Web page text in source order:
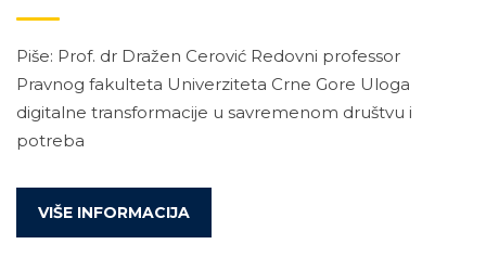
Piše: Prof. dr Dražen Cerović Redovni professor
Pravnog fakulteta Univerziteta Crne Gore Uloga
digitalne transformacije u savremenom društvu i
potreba
VIŠE INFORMACIJA